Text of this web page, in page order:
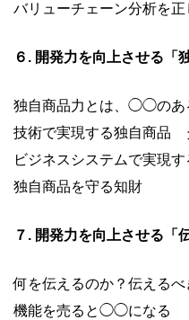
バリューチェーン分析を正
６. 開発力を向上させる「
独自商品力とは、◯◯のあ
技術で実現する独自商品
ビジネスシステムで実現
独自商品を守る知財
７. 開発力を向上させる「
何を伝えるのか？伝える
機能を売ると◯◯になる